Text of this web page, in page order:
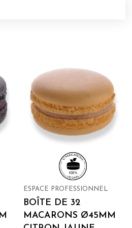
ESPACE PROFESSIONNEL
BOÎTE DE 32
MACARONS Ø45MM